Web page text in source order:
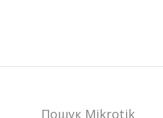
Пошук Mikrotik